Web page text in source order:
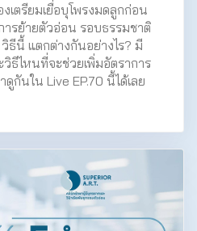
เตรียมเยื่อบุโพรงมดลูกก่อน
รย้ายตัวอ่อน รอบธรรมชาติ
ธีนี้ แตกต่างกันอย่างไร? มี
วิธีไหนที่จะช่วยเพิ่มอัตราการ
กันใน Live EP.70 นี้ได้เลย